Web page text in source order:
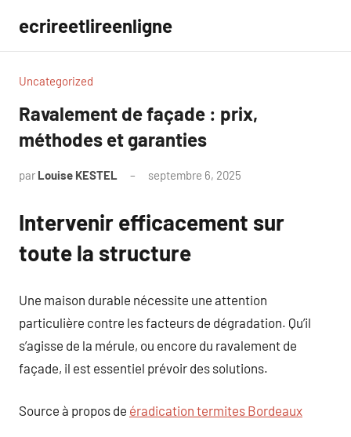
contenu
ecrireetlireenligne
Uncategorized
Ravalement de façade : prix,
méthodes et garanties
par Louise KESTEL septembre 6, 2025
Intervenir efficacement sur
toute la structure
Une maison durable nécessite une attention
particulière contre les facteurs de dégradation. Qu’il
s’agisse de la mérule, ou encore du ravalement de
façade, il est essentiel prévoir des solutions.
Source à propos de éradication termites Bordeaux